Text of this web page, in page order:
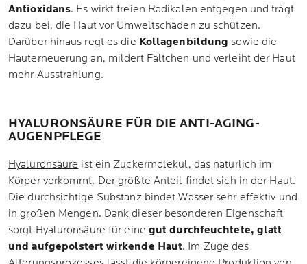
Antioxidans. Es wirkt freien Radikalen entgegen und trägt
dazu bei, die Haut vor Umweltschäden zu schützen.
Darüber hinaus regt es die Kollagenbildung sowie die
Hauterneuerung an, mildert Fältchen und verleiht der Haut
mehr Ausstrahlung.
HYALURONSÄURE FÜR DIE ANTI-AGING-
AUGENPFLEGE
Hyaluronsäure ist ein Zuckermolekül, das natürlich im
Körper vorkommt. Der größte Anteil findet sich in der Haut.
Die durchsichtige Substanz bindet Wasser sehr effektiv und
in großen Mengen. Dank dieser besonderen Eigenschaft
sorgt Hyaluronsäure für eine gut durchfeuchtete, glatt
und aufgepolstert wirkende Haut. Im Zuge des